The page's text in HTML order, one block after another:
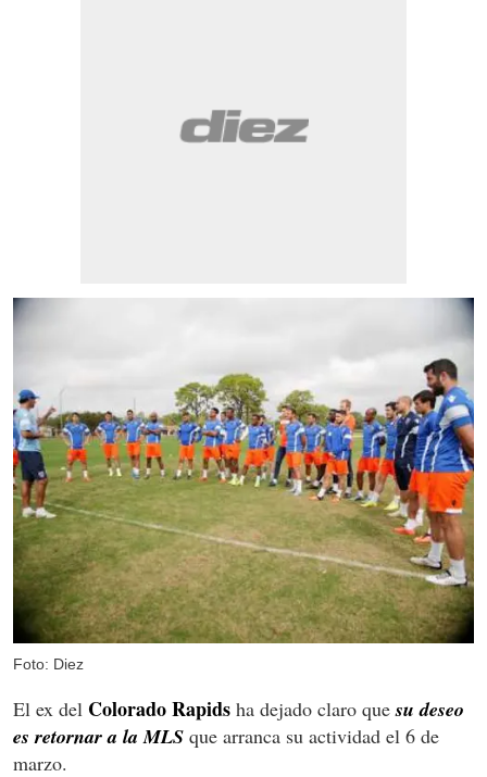
Foto: Diez
El ex del Colorado Rapids ha dejado claro quesu deseo
es retornar a la MLS que arranca su actividad el 6 de
marzo.